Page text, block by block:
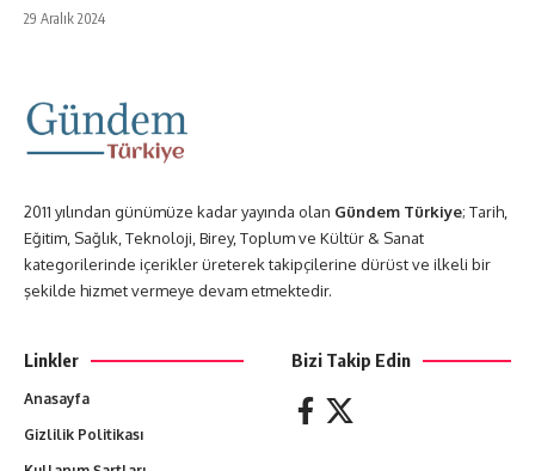
29 Aralık 2024
2011 yılından günümüze kadar yayında olan Gündem Türkiye; Tarih,
Eğitim, Sağlık, Teknoloji, Birey, Toplum ve Kültür & Sanat
kategorilerinde içerikler üreterek takipçilerine dürüst ve ilkeli bir
şekilde hizmet vermeye devam etmektedir.
Linkler
Anasayfa
Gizlilik Politikası
Bizi Takip Edin